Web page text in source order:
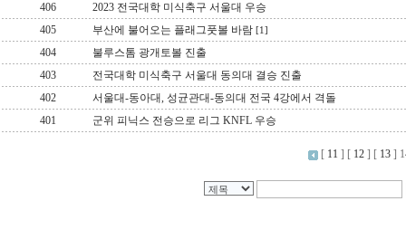
406
2023 전국대학 미식축구 서울대 우승
405
부산에 불어오는 플래그풋볼 바람 [1]
404
불루스톰 광개토볼 진출
403
전국대학 미식축구 서울대 동의대 결승 진출
402
서울대-동아대, 성균관대-동의대 전국 4강에서 격돌
401
군위 피닉스 전승으로 리그 KNFL 우승
[ 11 ] [ 12] [ 13]